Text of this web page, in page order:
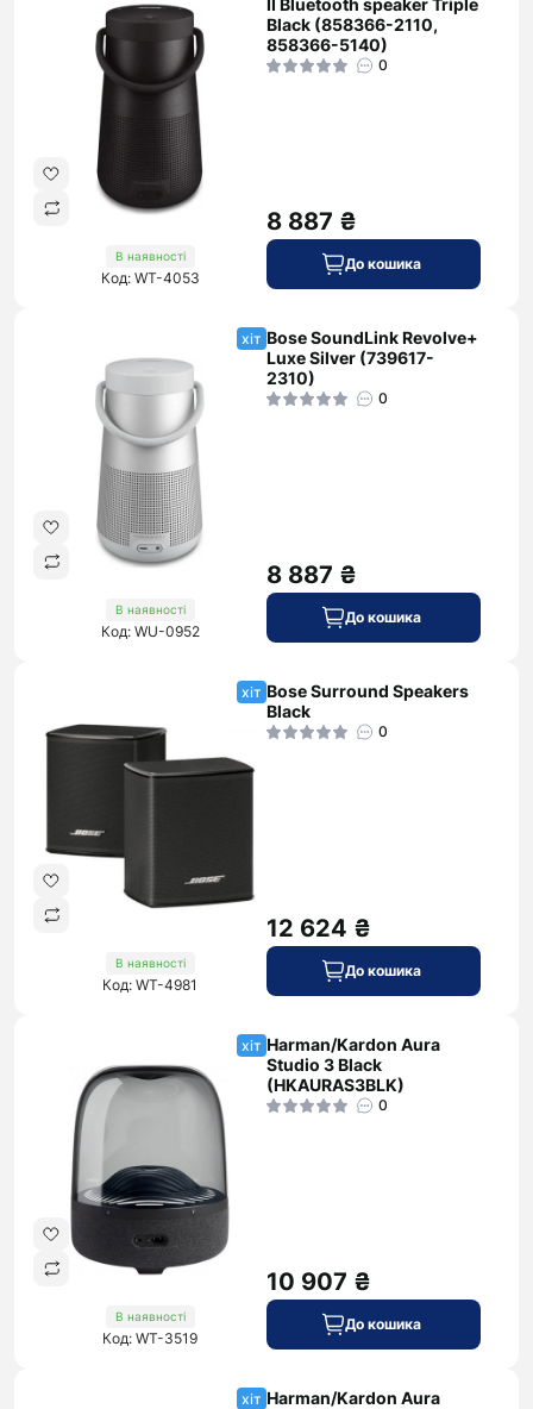
В наявності
Код: WT-4053
Black (858366-2110,
858366-5140)
0
8 887 ₴
До кошика
хіт
В наявності
Код: WU-0952
Bose SoundLink Revolve+
Luxe Silver (739617-
2310)
0
8 887 ₴
До кошика
хіт
В наявності
Код: WT-4981
Bose Surround Speakers
Black
0
12 624 ₴
До кошика
хіт
В наявності
Код: WT-3519
Harman/Kardon Aura
Studio 3 Black
(HKAURAS3BLK)
0
10 907 ₴
До кошика
хіт Harman/Kardon Aura